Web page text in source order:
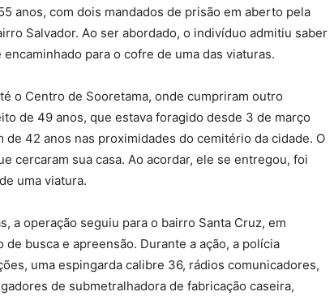
anos, com dois mandados de prisão em aberto pela
Salvador. Ao ser abordado, o indivíduo admitiu saber
para o cofre de uma das viaturas.
o Centro de Sooretama, onde cumpriram outro
de 49 anos, que estava foragido desde 3 de março
42 anos nas proximidades do cemitério da cidade. O
cercaram sua casa. Ao acordar, ele se entregou, foi
uma viatura.
a operação seguiu para o bairro Santa Cruz, em
busca e apreensão. Durante a ação, a polícia
uma espingarda calibre 36, rádios comunicadores,
de submetralhadora de fabricação caseira,